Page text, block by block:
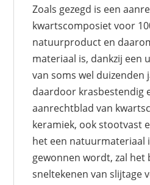
Zoals gezegd is een
kwartscomposiet voor
natuurproduct en
materiaal is, dankzij een
van soms wel duizenden
daardoor krasbestendig
aanrechtblad van
keramiek, ook stootvast
het een natuurmateriaal
gewonnen wordt, zal het
sneltekenen van slijtage